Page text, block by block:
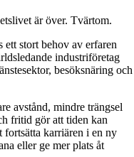
är över. Tvärtom.
stort behov av erfaren
industriföretag
besöksnäring och
avstånd, mindre trängsel
fritid gör att tiden kan
fortsätta karriären i en ny
eller ge mer plats åt